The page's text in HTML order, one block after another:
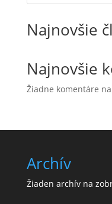
Najnovšie
Najnovšie
Žiadne komentáre
Archív
Žiaden archív na